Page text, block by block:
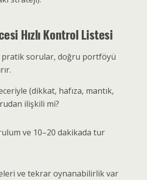
Hızlı Kontrol Listesi
pratik sorular, doğru portföyü
(dikkat, hafıza, mantık,
ilişkili mi?
ve 10–20 dakikada tur
ve tekrar oynanabilirlik var